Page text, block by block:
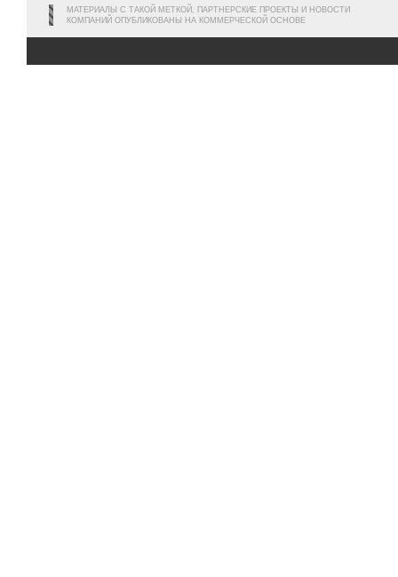
МАТЕРИАЛЫ С ТАКОЙ МЕТКОЙ, ПАРТНЕРСКИЕ ПРОЕКТЫ И НОВОСТИ
КОМПАНИЙ ОПУБЛИКОВАНЫ НА КОММЕРЧЕСКОЙ ОСНОВЕ